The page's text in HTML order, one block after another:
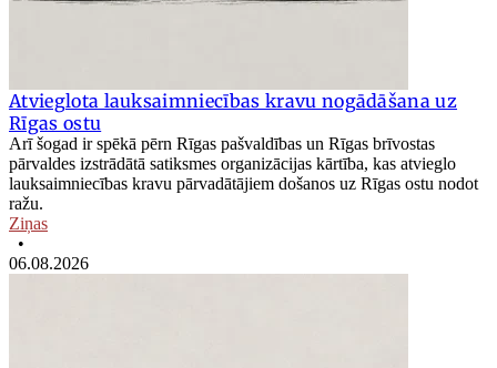
Atvieglota lauksaimniecības kravu nogādāšana uz
Rīgas ostu
Arī šogad ir spēkā pērn Rīgas pašvaldības un Rīgas brīvostas
pārvaldes izstrādātā satiksmes organizācijas kārtība, kas atvieglo
lauksaimniecības kravu pārvadātājiem došanos uz Rīgas ostu nodot
ražu.
Ziņas
•
06.08.2026